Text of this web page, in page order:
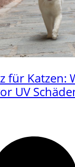
für Katzen:
UV